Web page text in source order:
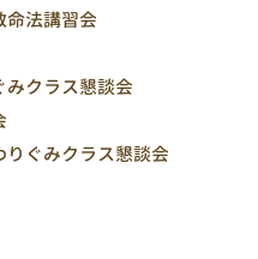
命法講習会
みクラス懇談会
ぐみクラス懇談会